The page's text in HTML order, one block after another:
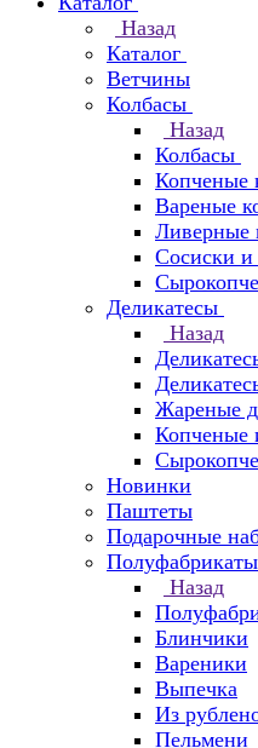
Назад
Каталог
Ветчины
Колбасы
Назад
Колбасы
Копченые
Вареные
Ливерные
Сосиски и
Деликатесы
Назад
Жареные
Копченые
Новинки
Паштеты
Подарочные
Полуфабрикаты
Назад
Блинчики
Вареники
Выпечка
Из
Пельмени